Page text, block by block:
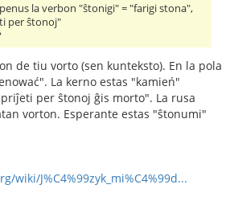
la verbon "ŝtonigi" = "farigi stona",
per ŝtonoj"
de tiu vorto (sen kunteksto). En la pola
La kerno estas "kamień"
per ŝtonoj ĝis morto". La rusa
vorton. Esperante estas "ŝtonumi"
wiki/J%C4%99zyk_mi%C4%99d...